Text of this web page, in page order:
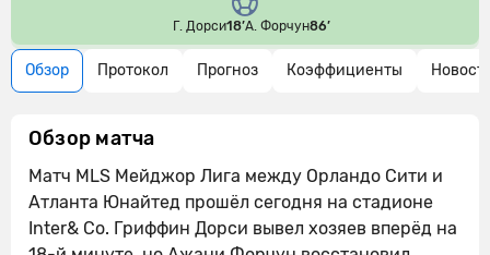
Г. Дорси18’А. Форчун86’
Обзор Протокол Прогноз Коэффициенты
Обзор матча
Матч MLS Мейджор Лига между Орландо Сити и
Атланта Юнайтед прошёл сегодня на стадионе
Inter& Co. Гриффин Дорси вывел хозяев вперёд на